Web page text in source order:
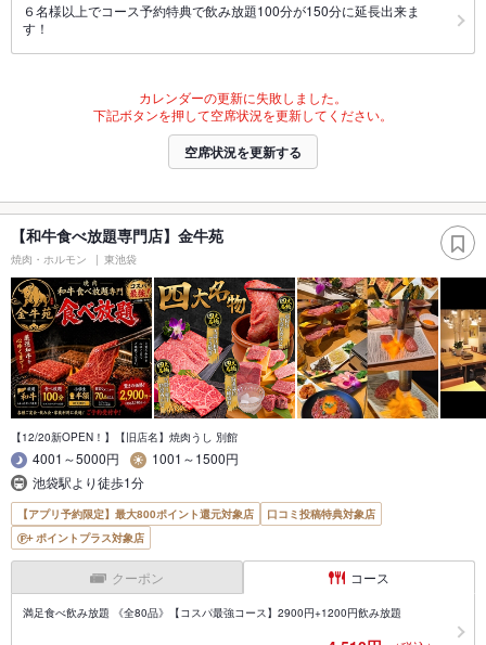
６名様以上でコース予約特典で飲み放題100分が150分に延長出来ま
す！
カレンダーの更新に失敗しました。
下記ボタンを押して空席状況を更新してください。
空席状況を更新する
【和牛食べ放題専門店】金牛苑
焼肉・ホルモン 東池袋
【12/20新OPEN！】【旧店名】焼肉うし 別館
4001～5000円
1001～1500円
池袋駅より徒歩1分
【アプリ予約限定】最大800ポイント還元対象店
口コミ投稿特典対象店
ポイントプラス対象店
クーポン コース
満足食べ飲み放題 《全80品》【コスパ最強コース】2900円+1200円飲み放題